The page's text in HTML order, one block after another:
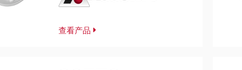
查看产品